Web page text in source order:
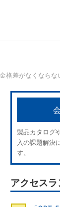
コンテン
格差がなくならな
製品カタログ
入の課題解決
す。
アクセス